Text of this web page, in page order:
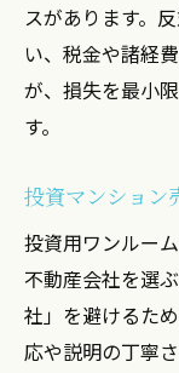
スがあります。
い、税金や諸経
が、損失を最小
す。
投資マンション
投資用ワンルー
不動産会社を選
社」を避けるた
応や説明の丁寧